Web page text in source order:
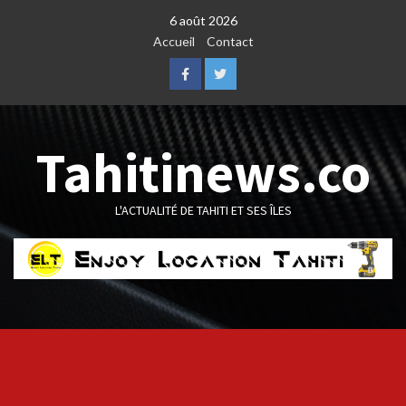
6 août 2026
Accueil
Contact
FacebookTwitter
Tahitinews.co
L'ACTUALITÉ DE TAHITI ET SES ÎLES